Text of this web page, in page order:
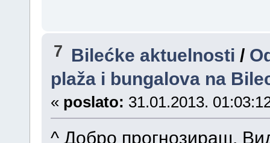
7 Bilećke aktuelnosti /
plaža i bungalova na
« poslato: 31.01.2013.
^ Добро прогнозираш.